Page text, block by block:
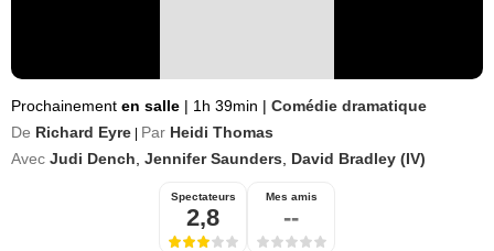
Prochainement en salle | 1h 39min | Comédie dramatique
De Richard Eyre Par Heidi Thomas
Avec Judi Dench Jennifer Saunders David Bradley (IV)
Spectateurs
2,8
Mes amis
--